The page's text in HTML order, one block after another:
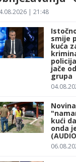
| 21:48
smije
kuća
jače
grupa
kući
onda